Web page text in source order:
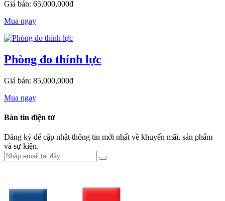
Giá bán: 65,000,000đ
Mua ngay
Phòng đo thính lực
Giá bán: 85,000,000đ
Mua ngay
Bản tin điện tử
Đăng ký để cập nhật thông tin mới nhất về khuyến mãi, sản phẩm
và sự kiện.